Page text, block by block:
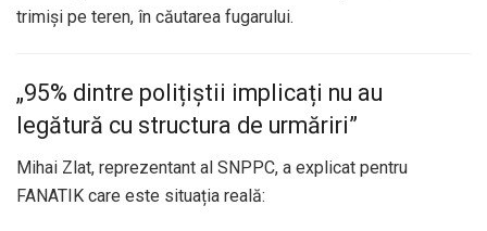
trimiși pe teren, în căutarea fugarului.
„95% dintre polițiștii implicați nu au
legătură cu structura de urmăriri”
Mihai Zlat, reprezentant al SNPPC, a explicat pentru
FANATIK care este situația reală: